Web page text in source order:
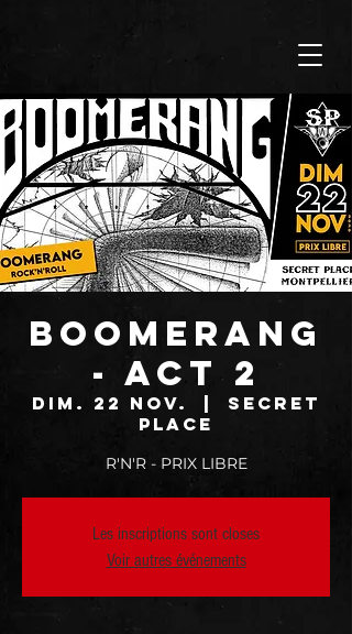
BOOMERANG
- ACT 2
dim. 22 nov.
SECRET
PLACE
R'N'R - PRIX LIBRE
Les inscriptions sont closes
Voir autres événements